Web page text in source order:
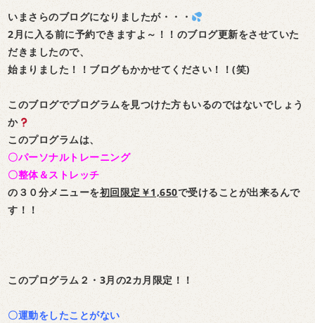
いまさらのブログになりましたが・・・
2月に入る前に予約できますよ～！！のブログ更新をさせていた
だきましたので、
始まりました！！ブログもかかせてください！！(笑)
このブログでプログラムを見つけた方もいるのではないでしょう
か
このプログラムは、
〇パーソナルトレーニング
〇整体＆ストレッチ
の３０分メニューを初回限定￥1,650で受けることが出来るんで
す！！
このプログラム２・3月の2カ月限定！！
〇運動をしたことがない